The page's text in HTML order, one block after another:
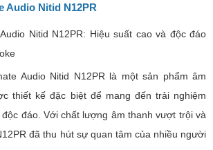
Audio Nitid N12PR
Nitid N12PR: Hiệu suất cao và độc đáo
Audio Nitid N12PR là một sản phẩm âm
thiết kế đặc biệt để mang đến trải nghiệm
đáo. Với chất lượng âm thanh vượt trội và
đã thu hút sự quan tâm của nhiều người